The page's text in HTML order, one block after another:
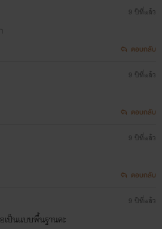
เกาะสวาทหาดหฤหรรษ์ (ปรับปรุง)
ไวน์แดงรสเริศแก้วนั้น น่าสงสัยว่ามันต้องมาจ
กลายร่างเทพบุตรเป็นช้างตกมัน ฟาดฟันงวงงา
9 ปีที่แล้ว
ตอบกลับ
9 ปีที่แล้ว
ตอบกลับ
9 ปีที่แล้ว
ตอบกลับ
ป็นแบบพื้นฐานคะ
9 ปีที่แล้ว